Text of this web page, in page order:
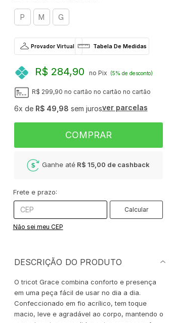
P M G
Provador Virtual
R$ 284,90 no Pix (5% de desconto)
R$ 299,90 no cartão no cartão no cartão
6x de R$ 49,98 sem jurosver parcelas
COMPRAR
Ganhe até R$ 15,00 de cashback
Frete e prazo:
Calcular
Não sei meu CEP
DESCRIÇÃO DO PRODUTO
O tricot Grace combina conforto e presença
em uma peça fácil de usar no dia a dia.
Confeccionado em fio acrílico, tem toque
macio, leve e agradável ao corpo, mantendo o